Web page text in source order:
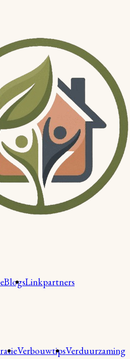
BlogsLinkpartners
VerbouwtipsVerduurzaming